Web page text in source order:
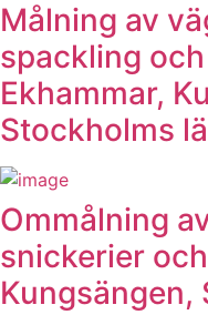
Målning av
spackling
Ekhammar,
Stockholms
Ommålning
snickerier
Kungsängen,